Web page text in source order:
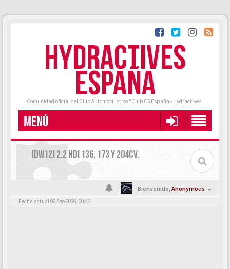
HYDRACTIVES
ESPAÑA
Comunidad oficial del Club Automovilístico "Club C5 España - Hydractives"
MENÚ
[DW12] 2.2 HDI 136, 173 Y 204CV.
Bienvenido,Anonymous
Fecha actual 09 Ago 2026, 00:43